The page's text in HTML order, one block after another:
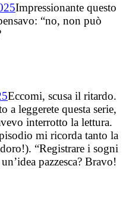
Impressionante questo
“no, non può
Eccomi, scusa il ritardo.
a leggerete questa serie,
interrotto la lettura.
mi ricorda tanto la
“Registrare i sogni
pazzesca? Bravo!